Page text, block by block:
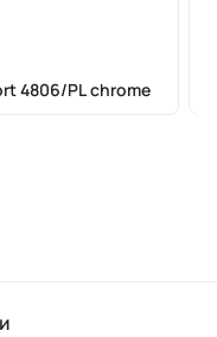
4806/PL chrome